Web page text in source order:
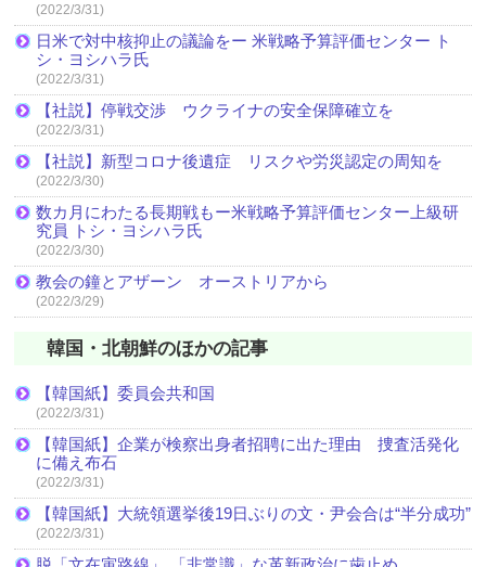
(2022/3/31)
日米で対中核抑止の議論をー 米戦略予算評価センター ト
シ・ヨシハラ氏
(2022/3/31)
【社説】停戦交渉 ウクライナの安全保障確立を
(2022/3/31)
【社説】新型コロナ後遺症 リスクや労災認定の周知を
(2022/3/30)
数カ月にわたる長期戦もー米戦略予算評価センター上級研
究員 トシ・ヨシハラ氏
(2022/3/30)
教会の鐘とアザーン オーストリアから
(2022/3/29)
韓国・北朝鮮のほかの記事
【韓国紙】委員会共和国
(2022/3/31)
【韓国紙】企業が検察出身者招聘に出た理由 捜査活発化
に備え布石
(2022/3/31)
【韓国紙】大統領選挙後19日ぶりの文・尹会合は“半分成功”
(2022/3/31)